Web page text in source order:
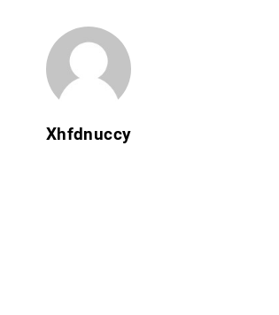
Xhfdnuccy